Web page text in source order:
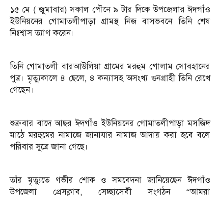
১৫ মে ( জুমাবার) সকাল পৌনে ৯ টার দিকে উপজেলার ঈদগাঁও
ইউনিয়নের গোমাতলীপাড়া গ্রামস্থ নিজ বাসভবনে তিনি শেষ
নিঃশ্বাস ত্যাগ করেন।
তিনি গোমাতলী বারআউলিয়া গ্রামের মরহুম গোলাম সোবহানের
পুত্র। মৃত্যুকালে ৪ ছেলে, ৪ কন্যাসহ অসংখ্য গুনগ্রাহী তিনি রেখে
গেছেন।
শুক্রবার বাদে আছর ঈদগাঁও ইউনিয়নের গোমাতলীপাড়া মসজিদ
মাঠে মরহুমের নামাজে জানাযার নামাজ আদায় করা হবে বলে
পরিবার সুত্রে জানা গেছে।
তাঁর মৃত্যুতে গভীর শোক ও সমবেদনা জানিয়েছেন ঈদগাঁও
উপজেলা প্রেসক্লাব, সেচ্ছাসেবী সংগঠন “আমরা